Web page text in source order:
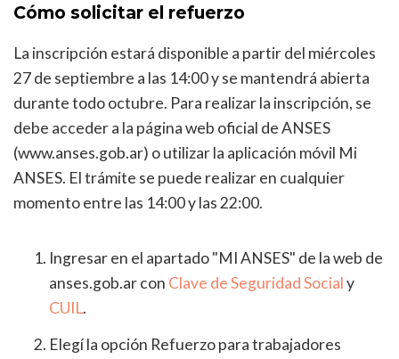
Cómo solicitar el refuerzo
La inscripción estará disponible a partir del miércoles
27 de septiembre a las 14:00 y se mantendrá abierta
durante todo octubre. Para realizar la inscripción, se
debe acceder a la página web oficial de ANSES
(www.anses.gob.ar) o utilizar la aplicación móvil Mi
ANSES. El trámite se puede realizar en cualquier
momento entre las 14:00 y las 22:00.
Ingresar en el apartado "MI ANSES" de la web de
anses.gob.ar con Clave de Seguridad Socialy
CUIL.
Elegí la opción Refuerzo para trabajadores